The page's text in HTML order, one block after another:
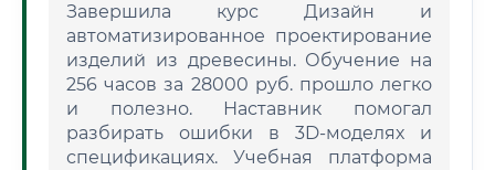
Завершила курс Дизайн и
автоматизированное проектирование
изделий из древесины. Обучение на
256 часов за 28000 руб. прошло легко
и полезно. Наставник помогал
разбирать ошибки в 3D-моделях и
спецификациях. Учебная платформа